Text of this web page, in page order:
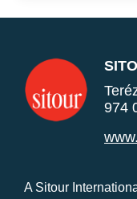
974
A Sitour